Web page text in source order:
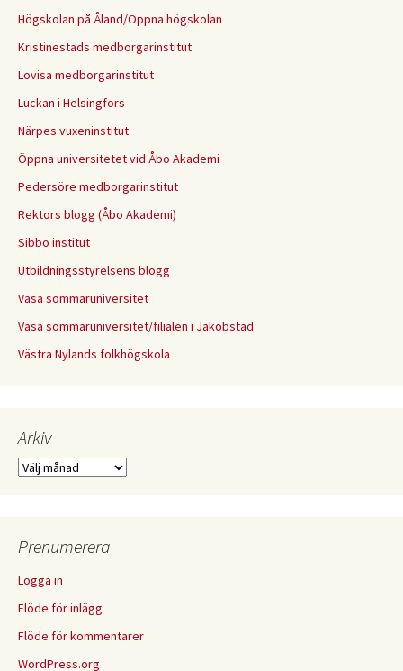
Högskolan på Åland/Öppna högskolan
Kristinestads medborgarinstitut
Lovisa medborgarinstitut
Luckan i Helsingfors
Närpes vuxeninstitut
Öppna universitetet vid Åbo Akademi
Pedersöre medborgarinstitut
Rektors blogg (Åbo Akademi)
Sibbo institut
Utbildningsstyrelsens blogg
Vasa sommaruniversitet
Vasa sommaruniversitet/filialen i Jakobstad
Västra Nylands folkhögskola
Arkiv
Arkiv
Prenumerera
Logga in
Flöde för inlägg
Flöde för kommentarer
WordPress.org